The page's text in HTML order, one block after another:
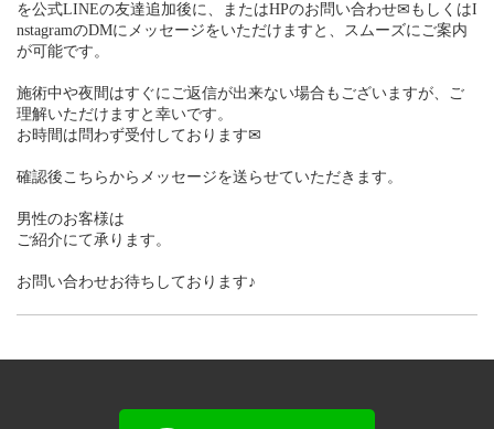
を公式LINEの友達追加後に、またはHPのお問い合わせ✉もしくはI
nstagramのDMにメッセージをいただけますと、スムーズにご案内
が可能です。
施術中や夜間はすぐにご返信が出来ない場合もございますが、ご
理解いただけますと幸いです。
お時間は問わず受付しております✉
確認後こちらからメッセージを送らせていただきます。
男性のお客様は
ご紹介にて承ります。
お問い合わせお待ちしております♪